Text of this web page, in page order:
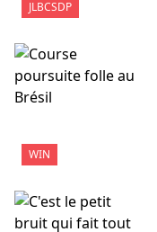
JLBCSDP
WIN